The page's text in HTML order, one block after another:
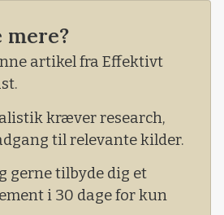
der dog stadig ledige
fra 1. runde, meddeler
Det vil sige den
er vurderet at være et særligt
til grundvand eller et
til kystvand med lav
fra
lyder det, at det er vigtigt,
mere?
artikel fra Effektivt
kræver research,
til relevante kilder.
gerne tilbyde dig et
i 30 dage for kun